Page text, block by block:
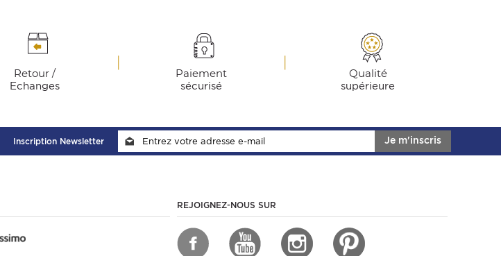
Retour /
Echanges
Paiement
sécurisé
Qualité
supérieure
Je m'inscris
Inscription Newsletter
REJOIGNEZ-NOUS SUR